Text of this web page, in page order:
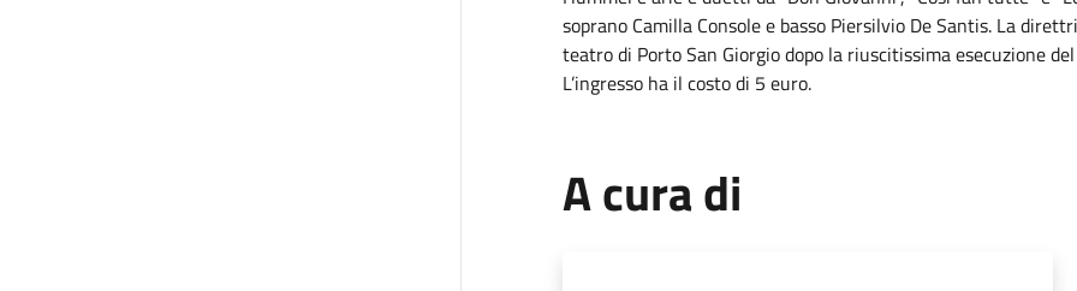
soprano Camilla Console e basso Piersilvio De Santis. La
teatro di Porto San Giorgio dopo la riuscitissima esecuzione
L’ingresso ha il costo di 5 euro.
A cura di